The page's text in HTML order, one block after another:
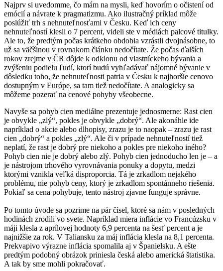
Najprv si uvedomme, čo mám na mysli, keď hovorím o očistení od
emócií a návrate k pragmatizmu. Ako ilustračný príklad môže
poslúžiť trh s nehnuteľnosťami v Česku. Keď ich ceny
nehnuteľností klesli o 7 percent, videli ste v médiách palcové titulky.
Ale to, že predtým počas krátkeho obdobia vzrástli dvojnásobne, to
už sa väčšinou v rovnakom článku nedočítate. Že počas ďalších
rokov zrejme v ČR dôjde k odklonu od vlastníckeho bývania a
zvýšeniu podielu ľudí, ktorí budú vyhľadávať nájomné bývanie v
dôsledku toho, že nehnuteľnosti patria v Česku k najhoršie cenovo
dostupným v Európe, sa tam tiež nedočítate. A analogicky sa
môžeme pozerať na cenové pohyby všeobecne.
Navyše sa pohyb cien mediálne prezentuje jednosmerne: Rast cien
je obvykle „zlý“, pokles je obvykle „dobrý“. Ale akonáhle ide
napríklad o akcie alebo dlhopisy, zrazu je to naopak – zrazu je rast
cien „dobrý“ a pokles „zlý“. Ale či v prípade nehnuteľností tiež
neplatí, že rast je dobrý pre niekoho a pokles pre niekoho iného?
Pohyb cien nie je dobrý alebo zlý. Pohyb cien jednoducho len je – a
je nástrojom trhového vyrovnávania ponuky a dopytu, medzi
ktorými vznikla veľká disproporcia. Tá je zrkadlom nejakého
problému, nie pohyb ceny, ktorý je zrkadlom spontánneho riešenia.
Pokiaľ sa cena pohybuje, tento nástroj zjavne funguje správne.
Po tomto úvode sa pozrime na pár čísel, ktoré sa nám v posledných
hodinách zrodili vo svete. Napríklad miera inflácie vo Francúzsku v
máji klesla z aprílovej hodnoty 6,9 percenta na šesť percent a je
najnižšie za rok. V Taliansku za máj inflácia klesla na 8,1 percenta.
Prekvapivo výrazne inflácia spomalila aj v Španielsku. A ešte
predtým podobný obrázok priniesla česká alebo americká štatistika.
A tak by sme mohli pokračovať.